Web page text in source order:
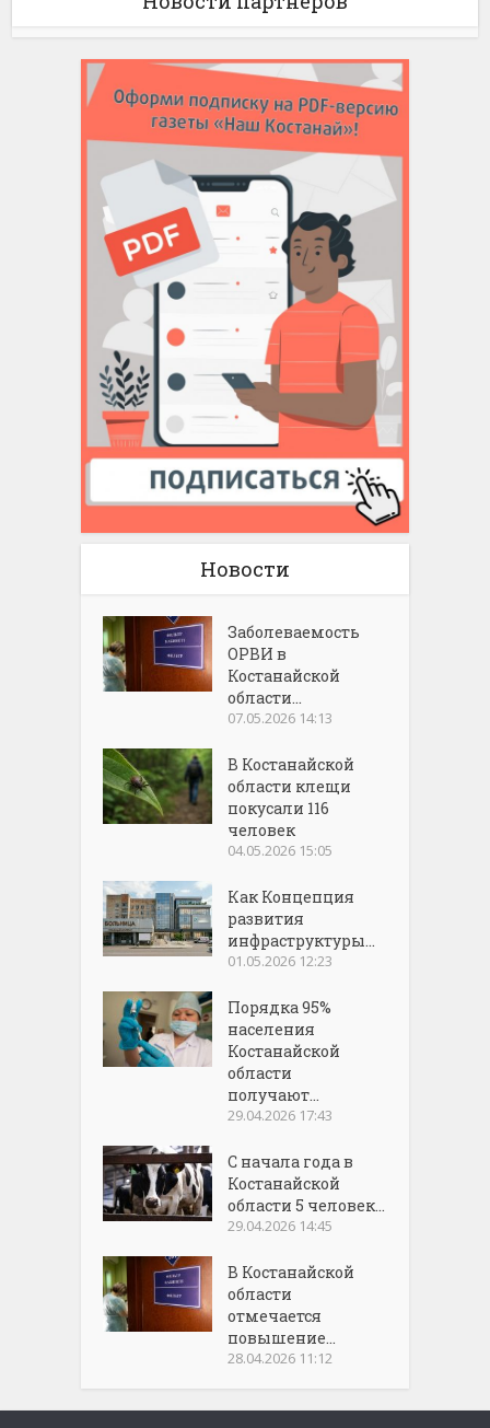
Новости
Заболеваемость
ОРВИ в
Костанайской
области...
07.05.2026 14:13
В Костанайской
области клещи
покусали 116
человек
04.05.2026 15:05
Как Концепция
развития
инфраструктуры...
01.05.2026 12:23
Порядка 95%
населения
Костанайской
области
получают...
29.04.2026 17:43
С начала года в
Костанайской
области 5 человек...
29.04.2026 14:45
В Костанайской
области
отмечается
повышение...
28.04.2026 11:12